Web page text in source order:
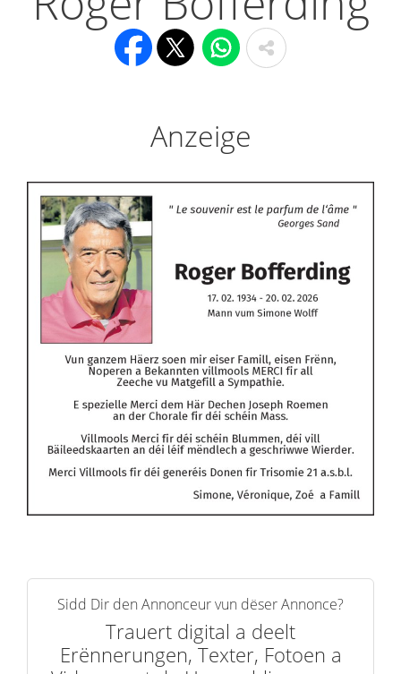
Anzeige
Sidd Dir den Annonceur vun dëser Annonce?
Trauert digital a deelt
Erënnerungen, Texter, Fotoen a